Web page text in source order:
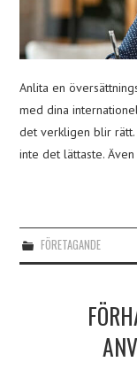
Anlita en
med dina
det verkligen blir
inte det lättaste.
FÖRETAGANDE